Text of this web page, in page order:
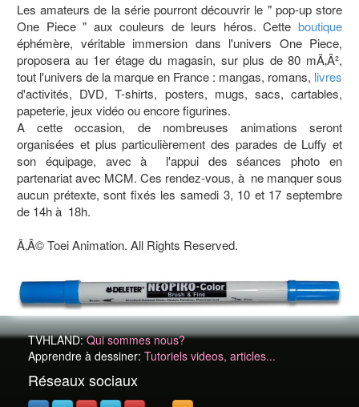
Les amateurs de la série pourront découvrir le " pop-up store
One Piece " aux couleurs de leurs héros. Cette boutique
éphémère, véritable immersion dans l'univers One Piece,
proposera au 1er étage du magasin, sur plus de 80 mÃ‚Â²,
tout l'univers de la marque en France : mangas, romans, livres
d'activités, DVD, T-shirts, posters, mugs, sacs, cartables,
papeterie, jeux vidéo ou encore figurines.
A cette occasion, de nombreuses animations seront
organisées et plus particulièrement des parades de Luffy et
son équipage, avec à l'appui des séances photo en
partenariat avec MCM. Ces rendez-vous, à ne manquer sous
aucun prétexte, sont fixés les samedi 3, 10 et 17 septembre
de 14h à 18h.
Ã‚Â© Toei Animation. All Rights Reserved.
TVHLAND:Qui sommes nous?
Apprendre à dessiner: Tutoriels videos, articles...
Réseaux sociaux